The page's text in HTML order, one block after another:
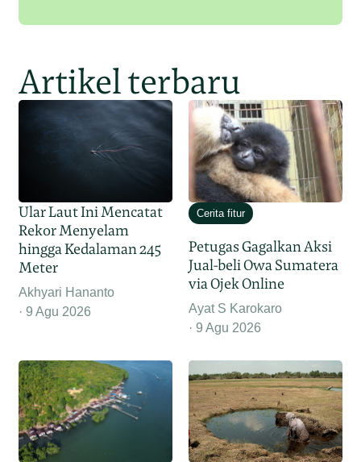
Artikel terbaru
Ular Laut Ini Mencatat
Rekor Menyelam
hingga Kedalaman 245
Meter
Akhyari Hananto
9 Agu 2026
Cerita fitur
Petugas Gagalkan Aksi
Jual-beli Owa Sumatera
via Ojek Online
Ayat S Karokaro
9 Agu 2026